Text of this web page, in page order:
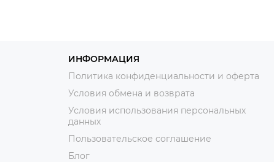
ИНФОРМАЦИЯ
Политика конфиденциальности и оферта
Условия обмена и возврата
Условия использования персональных
данных
Пользовательское соглашение
Блог